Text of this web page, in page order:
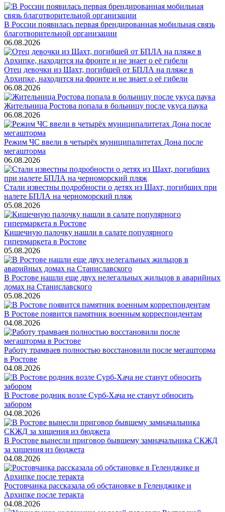
В России появилась первая брендированная мобильная связь
благотворительной организации
06.08.2026
Отец девочки из Шахт, погибшей от БПЛА на пляже в
Архипке, находится на фронте и не знает о её гибели
06.08.2026
Жительница Ростова попала в больницу после укуса паука
06.08.2026
Режим ЧС ввели в четырёх муниципалитетах Дона после
мегашторма
06.08.2026
Стали известны подробности о детях из Шахт, погибших при
налете БПЛА на черноморский пляж
05.08.2026
Кишечную палочку нашли в салате популярного
гипермаркета в Ростове
05.08.2026
В Ростове нашли еще двух нелегальных жильцов в аварийных
домах на Станиславского
05.08.2026
В Ростове появится памятник военным корреспондентам
04.08.2026
Работу трамваев полностью восстановили после мегашторма
в Ростове
04.08.2026
В Ростове родник возле Сурб-Хача не станут обносить
забором
04.08.2026
В Ростове вынесли приговор бывшему замначальника СКЖД
за хищения из бюджета
04.08.2026
Ростовчанка рассказала об обстановке в Геленджике и
Архипке после теракта
04.08.2026